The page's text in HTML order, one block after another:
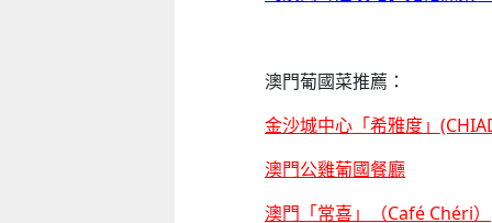
澳門葡國菜推薦：
金沙城中心「希雅度」
澳門公雞葡國餐廳
澳門「常喜」（Café Chéri）